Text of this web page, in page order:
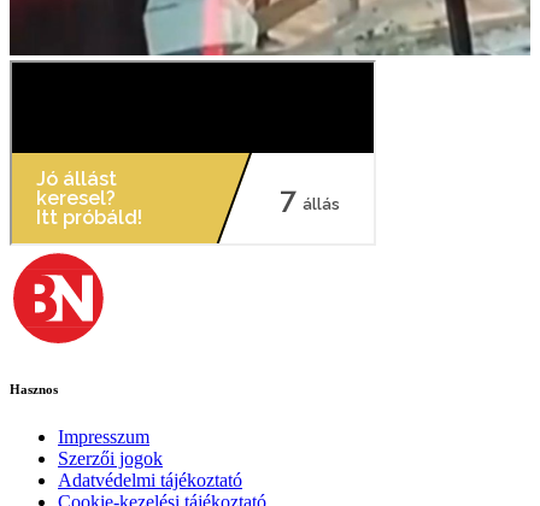
Hasznos
Impresszum
Szerzői jogok
Adatvédelmi tájékoztató